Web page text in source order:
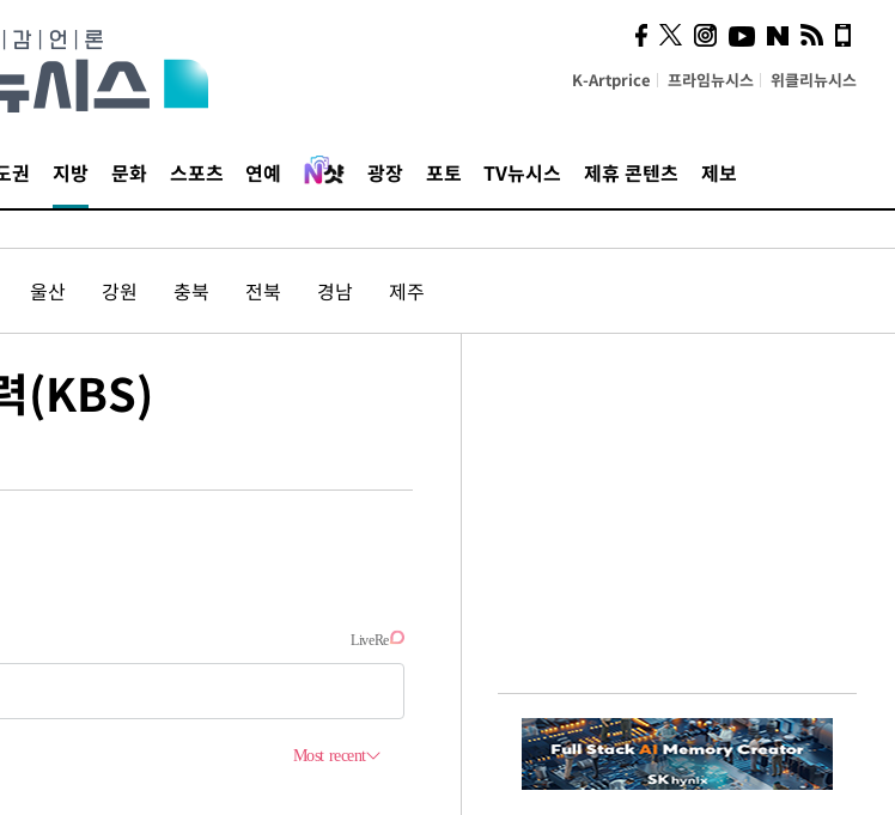
K-Artprice 프라임뉴시스 위클리뉴시스
권 지방 문화 스포츠 연예 광장 포토 TV뉴시스 제휴 콘텐츠 제보
울산 강원 충북 전북 경남 제주
(KBS)